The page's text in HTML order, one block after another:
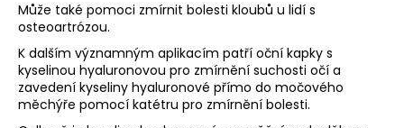
Může také pomoci zmírnit bolesti kloubů u lidí s
osteoartrózou.
K dalším významným aplikacím patří oční kapky s
kyselinou hyaluronovou pro zmírnění suchosti očí a
zavedení kyseliny hyaluronové přímo do močového
měchýře pomocí katétru pro zmírnění bolesti.